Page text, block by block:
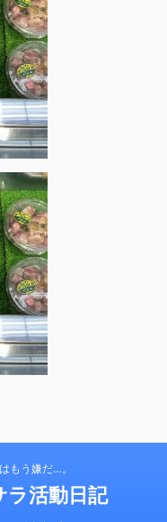
もう嫌だ…。
ラ活動日記